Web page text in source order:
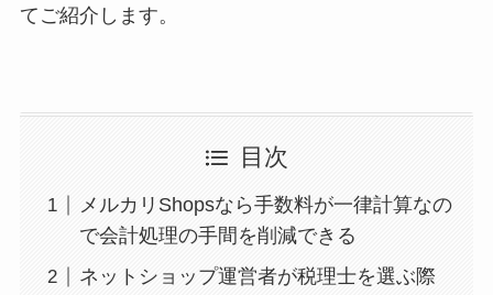
てご紹介します。
目次
メルカリShopsなら手数料が一律計算なの
で会計処理の手間を削減できる
ネットショップ運営者が税理士を選ぶ際